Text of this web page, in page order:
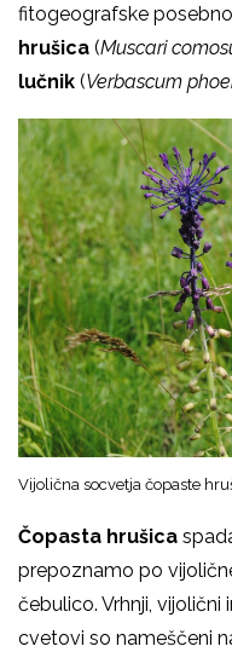
fitogeografske
hrušica (Muscari
lučnik (Verbascum
Vijolična socvetja čopaste
Čopasta hrušica
prepoznamo po
čebulico. Vrhnji,
cvetovi so nameščeni